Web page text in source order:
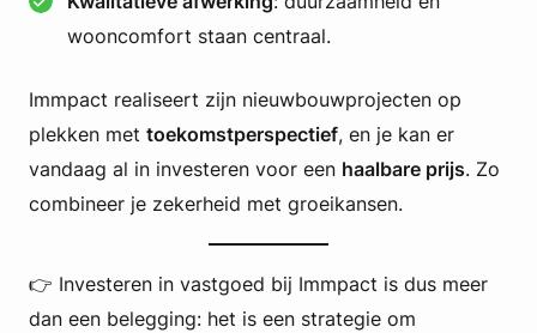
wooncomfort staan centraal.
Immpact realiseert zijn nieuwbouwprojecten op
plekken met toekomstperspectief, en je kan er
vandaag al in investeren voor een haalbare prijs. Zo
combineer je zekerheid met groeikansen.
👉 Investeren in vastgoed bij Immpact is dus meer
dan een belegging: het is een strategie om